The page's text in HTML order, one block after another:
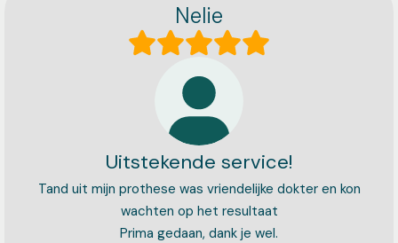
Nelie
Uitstekende service!
Tand uit mijn prothese was vriendelijke dokter en kon
wachten op het resultaat
Prima gedaan, dank je wel.